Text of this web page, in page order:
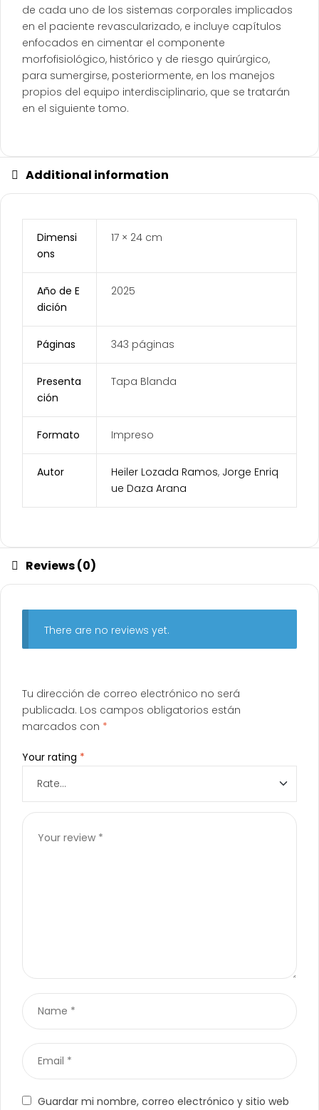
de cada uno de los sistemas corporales implicados
en el paciente revascularizado, e incluye capítulos
enfocados en cimentar el componente
morfofisiológico, histórico y de riesgo quirúrgico,
para sumergirse, posteriormente, en los manejos
propios del equipo interdisciplinario, que se tratarán
en el siguiente tomo.
Additional information
Dimensi
ons
17 × 24 cm
Año de E
dición
2025
Páginas 343 páginas
Presenta
ción
Tapa Blanda
Formato Impreso
Autor Heiler Lozada Ramos, Jorge Enriq
ue Daza Arana
Reviews (0)
There are no reviews yet.
Tu dirección de correo electrónico no será
publicada. Los campos obligatorios están
marcados con *
Your rating *
Guardar mi nombre, correo electrónico y sitio web